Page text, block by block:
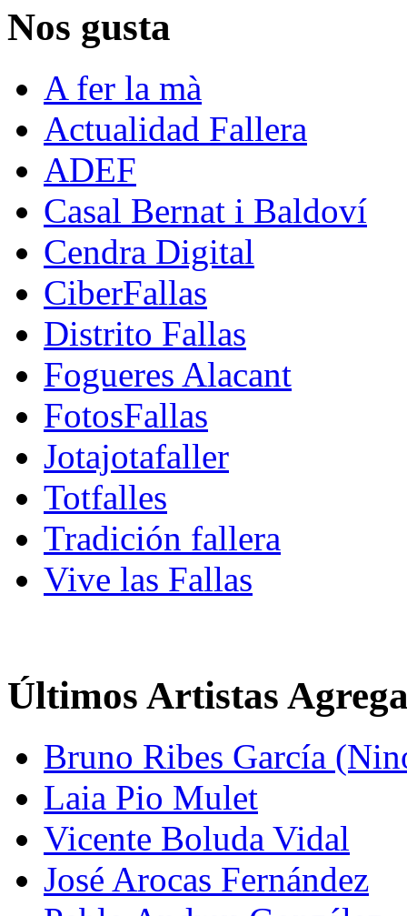
Nos gusta
A fer la mà
Actualidad Fallera
ADEF
Casal Bernat i Baldoví
Cendra Digital
CiberFallas
Distrito Fallas
Fogueres Alacant
FotosFallas
Jotajotafaller
Totfalles
Tradición fallera
Vive las Fallas
Últimos Artistas
Bruno Ribes García
Laia Pio Mulet
Vicente Boluda Vidal
José Arocas Fernández